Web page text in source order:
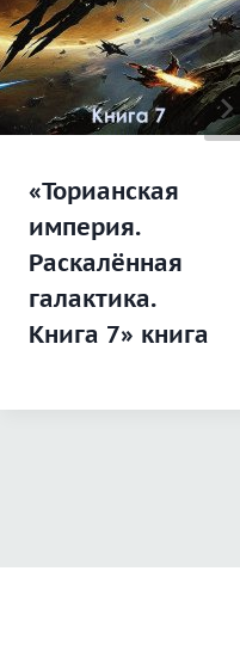
«Торианская
империя.
Раскалённая
галактика.
Книга 7» книга